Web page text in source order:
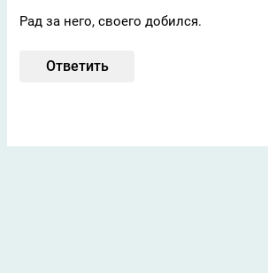
Рад за него, своего добился.
Ответить